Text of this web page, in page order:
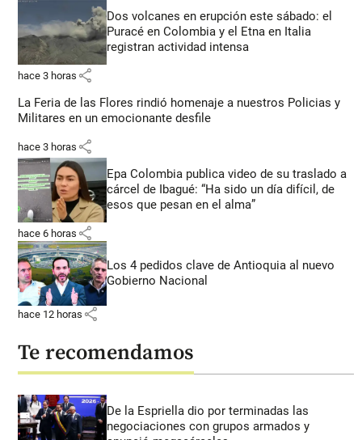
Dos volcanes en erupción este sábado: el
Puracé en Colombia y el Etna en Italia
registran actividad intensa
hace 3 horas share
La Feria de las Flores rindió homenaje a nuestros Policias y
Militares en un emocionante desfile
hace 3 horas share
Epa Colombia publica video de su traslado a
cárcel de Ibagué: “Ha sido un día difícil, de
esos que pesan en el alma”
hace 6 horas share
Los 4 pedidos clave de Antioquia al nuevo
Gobierno Nacional
hace 12 horas share
Te recomendamos
De la Espriella dio por terminadas las
negociaciones con grupos armados y